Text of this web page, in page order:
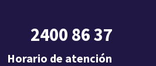
2400 86 37
Horario de atención